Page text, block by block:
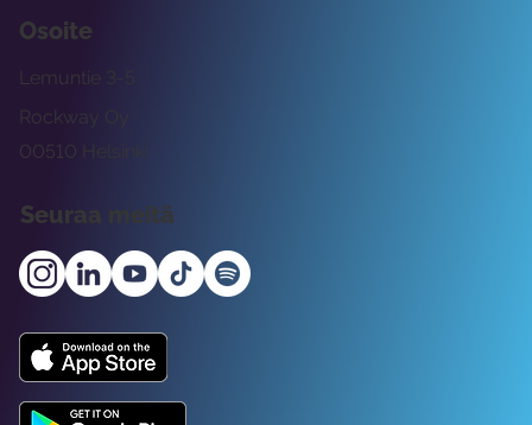
Osoite
Rockway Oy
Lemuntie 3-5
00510 Helsinki
Seuraa meitä